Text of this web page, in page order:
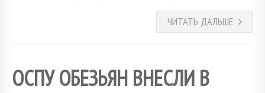
ЧИТАТЬ ДАЛЬШЕ
ОСПУ ОБЕЗЬЯН ВНЕСЛИ В